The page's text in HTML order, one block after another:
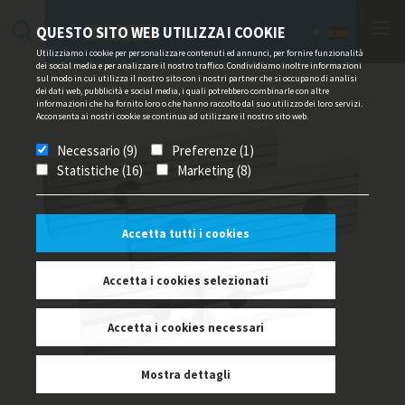
QUESTO SITO WEB UTILIZZA I COOKIE
Utilizziamo i cookie per personalizzare contenuti ed annunci, per fornire funzionalità
dei social media e per analizzare il nostro traffico. Condividiamo inoltre informazioni
sul modo in cui utilizza il nostro sito con i nostri partner che si occupano di analisi
dei dati web, pubblicità e social media, i quali potrebbero combinarle con altre
informazioni che ha fornito loro o che hanno raccolto dal suo utilizzo dei loro servizi.
Acconsenta ai nostri cookie se continua ad utilizzare il nostro sito web.
Necessario (9)
Preferenze (1)
Statistiche (16)
Marketing (8)
Accetta tutti i cookies
Accetta i cookies selezionati
Accetta i cookies necessari
Mostra dettagli